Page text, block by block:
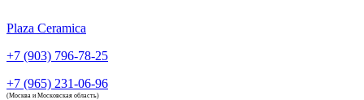
Plaza Ceramica
+7 (903) 796-78-25
+7 (965) 231-06-96
(Москва и Московская область)